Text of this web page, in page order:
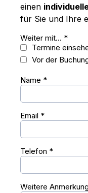
einen
für Sie und Ihre
Weiter mit... *
Termine
Vor der
Name *
Email *
Telefon *
Weitere